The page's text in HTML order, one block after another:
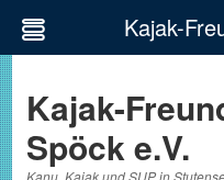
springen
Kajak-
Spöck e.V.
Kanu, Kajak und SUP in
Kajak-